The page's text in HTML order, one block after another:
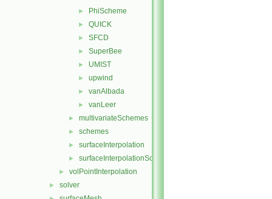
► PhiScheme
► QUICK
► SFCD
► SuperBee
► UMIST
► upwind
► vanAlbada
► vanLeer
► multivariateSchemes
► schemes
► surfaceInterpolation
► surfaceInterpolationScheme
► volPointInterpolation
► solver